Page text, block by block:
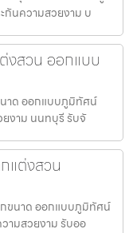
กันความสวยงาม บ
งสวน ออกแบบ
าด ออกแบบภูมิทัศน์
ยงาม นนทบุรี รับจั
แต่งสวน
ขนาด ออกแบบภูมิทัศน์
ามสวยงาม รับออ